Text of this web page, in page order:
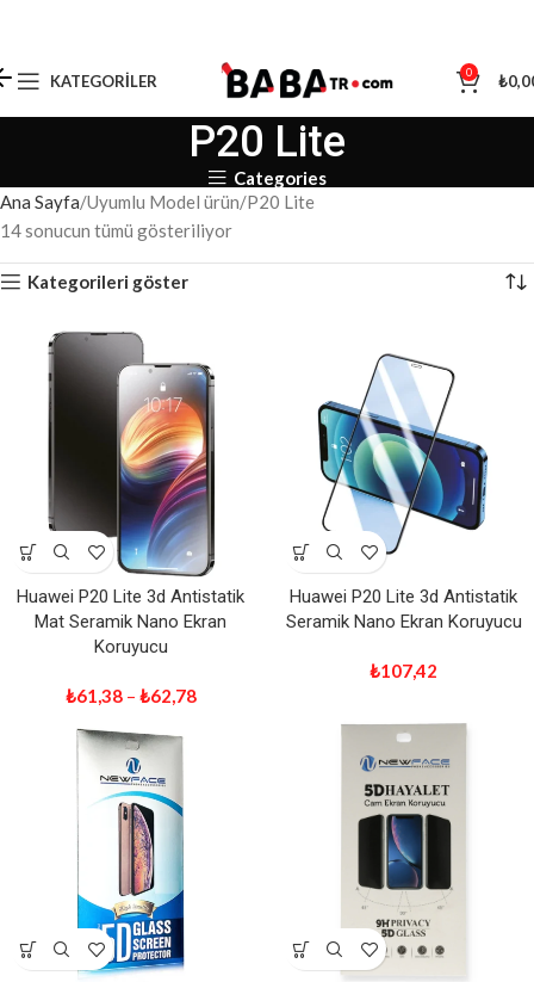
KATEGORILER 0 ₺
P20 Lite
Categories
Ana Sayfa Uyumlu Model ürün P20 Lite
14 sonucun tümü gösteriliyor
Kategorileri göster
Huawei P20 Lite 3d Antistatik
Mat Seramik Nano Ekran
Koruyucu
₺61,38 – ₺62,78
Huawei P20 Lite 3d Antistatik
Seramik Nano Ekran Koruyucu
₺107,42